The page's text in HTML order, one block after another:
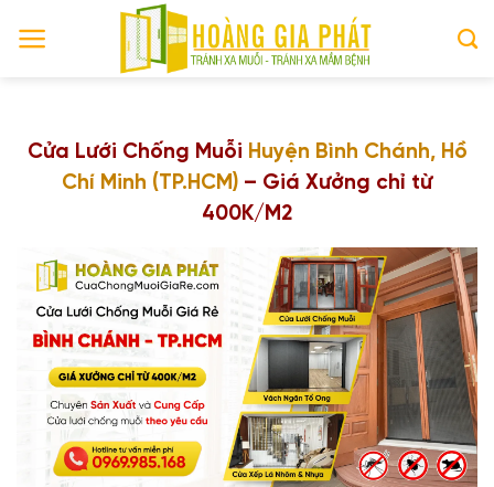
Cửa Lưới Chống Muỗi Huyện Bình Chánh, Hồ
Chí Minh (TP.HCM) – Giá Xưởng chỉ từ
400K/M2